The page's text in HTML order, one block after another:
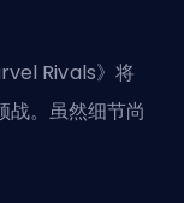
Rivals》将
战。虽然细节尚